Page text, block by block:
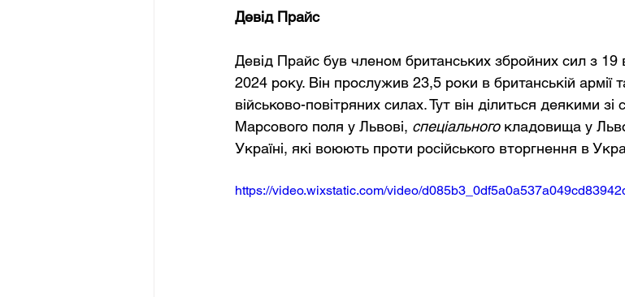
Девід Прайс
Девід Прайс був членом британських збройних сил з 19
2024 року. Він прослужив 23,5 роки в британській армії
військово-повітряних силах. Тут він ділиться деякими зі
Марсового поля у Львові, спеціального кладовища у
Україні, які воюють проти російського вторгнення в
https://video.wixstatic.com/video/